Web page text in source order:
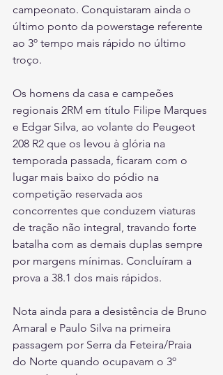
campeonato. Conquistaram ainda o
último ponto da powerstage referente
ao 3º tempo mais rápido no último
troço.
Os homens da casa e campeões
regionais 2RM em título Filipe Marques
e Edgar Silva, ao volante do Peugeot
208 R2 que os levou à glória na
temporada passada, ficaram com o
lugar mais baixo do pódio na
competição reservada aos
concorrentes que conduzem viaturas
de tração não integral, travando forte
batalha com as demais duplas sempre
por margens mínimas. Concluíram a
prova a 38.1 dos mais rápidos.
Nota ainda para a desistência de Bruno
Amaral e Paulo Silva na primeira
passagem por Serra da Feteira/Praia
do Norte quando ocupavam o 3º